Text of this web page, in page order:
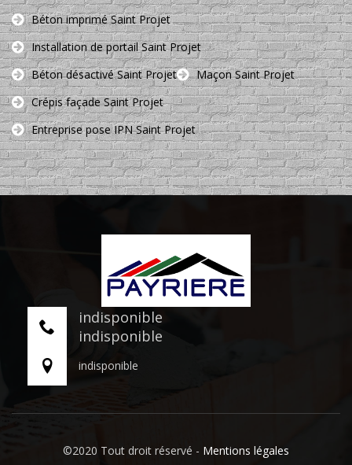
Béton imprimé Saint Projet
Installation de portail Saint Projet
Béton désactivé Saint Projet
Maçon Saint Projet
Crépis façade Saint Projet
Entreprise pose IPN Saint Projet
indisponible
indisponible
indisponible
©2020 Tout droit réservé - Mentions légales